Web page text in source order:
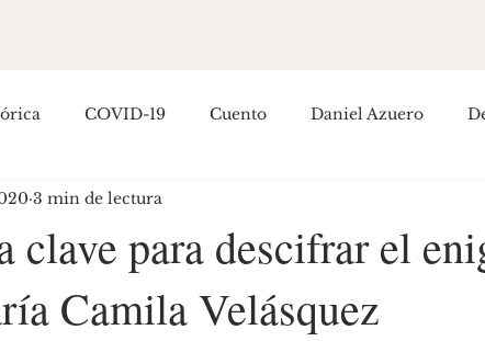
COVID-19 Cuento Daniel Azuero
Entretenimiento
clave para descifrar el
Camila Velásquez
3 min de lectura